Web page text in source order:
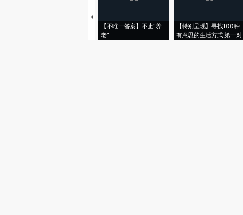
【不唯一答案】不止“养
老”
【特别呈现】寻找100种
有意思的生活方式·第一对